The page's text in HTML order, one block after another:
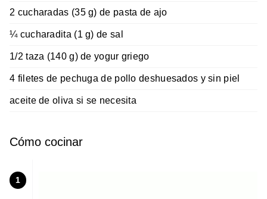
2 cucharadas (35 g) de pasta de ajo
¼ cucharadita (1 g) de sal
1/2 taza (140 g) de yogur griego
4 filetes de pechuga de pollo deshuesados y sin piel
aceite de oliva si se necesita
Cómo cocinar
1